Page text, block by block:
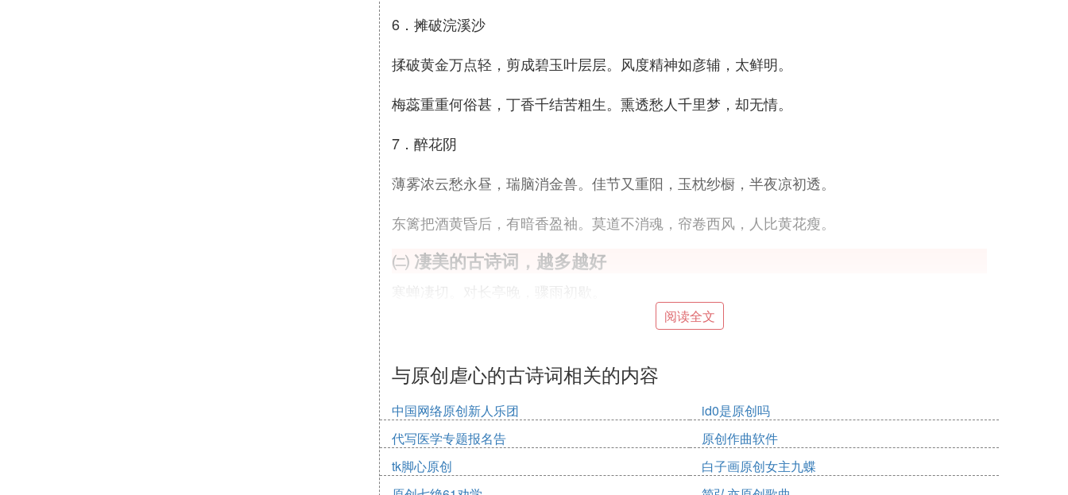
6．摊破浣溪沙
揉破黄金万点轻，剪成碧玉叶层层。风度精神如彦辅，太鲜明。
梅蕊重重何俗甚，丁香千结苦粗生。熏透愁人千里梦，却无情。
7．醉花阴
薄雾浓云愁永昼，瑞脑消金兽。佳节又重阳，玉枕纱橱，半夜凉初透。
东篱把酒黄昏后，有暗香盈袖。莫道不消魂，帘卷西风，人比黄花瘦。
㈡ 凄美的古诗词，越多越好
寒蝉凄切。对长亭晚，骤雨初歇。
多情自古伤离别。更那堪、冷落清秋节。
今宵酒醒何处，杨柳岸、晓风残月。
此去经年，应是良辰好景虚设。
便纵有、千种风情，更与何人说。
㈢ 催泪虐心的古诗
阅读全文
与原创虐心的古诗词相关的内容
中国网络原创新人乐团
id0是原创吗
代写医学专题报名告
原创作曲软件
tk脚心原创
白子画原创女主九蝶